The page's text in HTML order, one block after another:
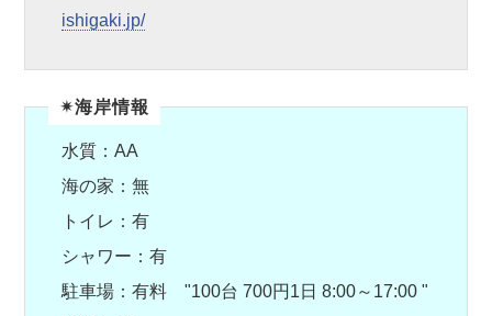
ishigaki.jp/
✴︎海岸情報
水質：AA
海の家：無
トイレ：有
シャワー：有
駐車場：有料 "100台 700円1日 8:00～17:00 "